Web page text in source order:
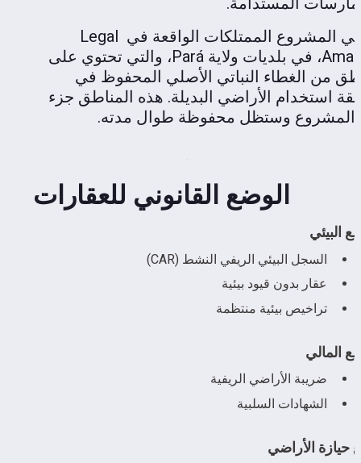
يغطي المشروع الممتلكات الواقعة في Legal
وستظل محفوظة طوال مدته.
الوضع القانوني للعقارات
البيئي
السجل البيئي الريفي النشط (CAR)
عقار بدون قيود بيئية
تراخيص بيئية منتظمة
المالي
ضريبة الأراضي الريفية
الشهادات السلبية
حيازة الأراضي